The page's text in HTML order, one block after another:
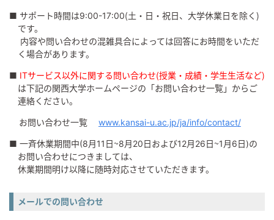
■ サポート時間は9:00-17:00（土・日・祝日、大学休業日を除く）
です。
内容や問い合わせの混雑具合によっては回答にお時間をいただ
く場合があります。
■ ITサービス以外に関する問い合わせ（授業・成績・学生生活など）
は下記の関西大学ホームページの「お問い合わせ一覧」からご
連絡ください。
お問い合わせ一覧 www.kansai-u.ac.jp/ja/info/contact/
■ 一斉休業期間中(8月11日～8月20日および12月26日～1月6日)の
お問い合わせにつきましては、
休業期間明け以降に随時対応させていただきます。
メールでの問い合わせ